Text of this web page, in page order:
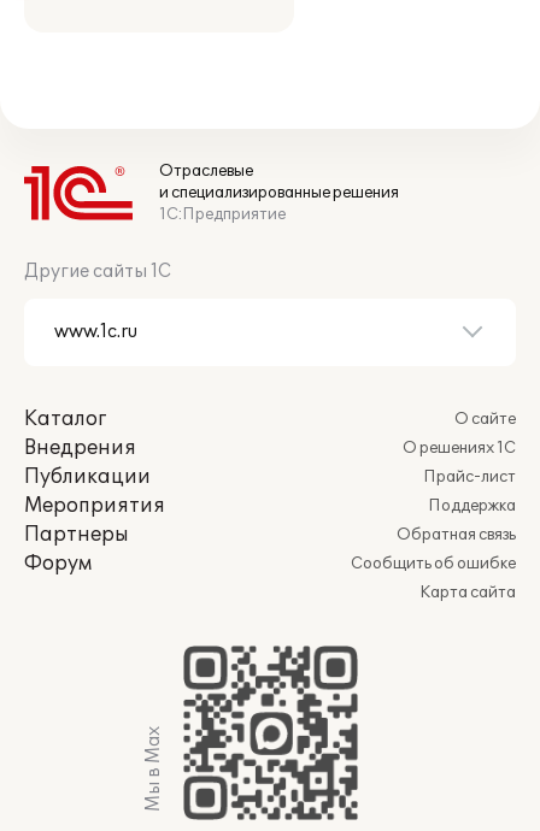
Отраслевые
и специализированные решения
1С:Предприятие
Другие сайты 1С
Каталог
Внедрения
Публикации
Мероприятия
Партнеры
Форум
О сайте
О решениях 1С
Прайс-лист
Поддержка
Обратная связь
Сообщить об ошибке
Карта сайта
Мы в Max